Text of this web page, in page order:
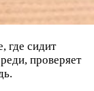
где сидит
проверяет